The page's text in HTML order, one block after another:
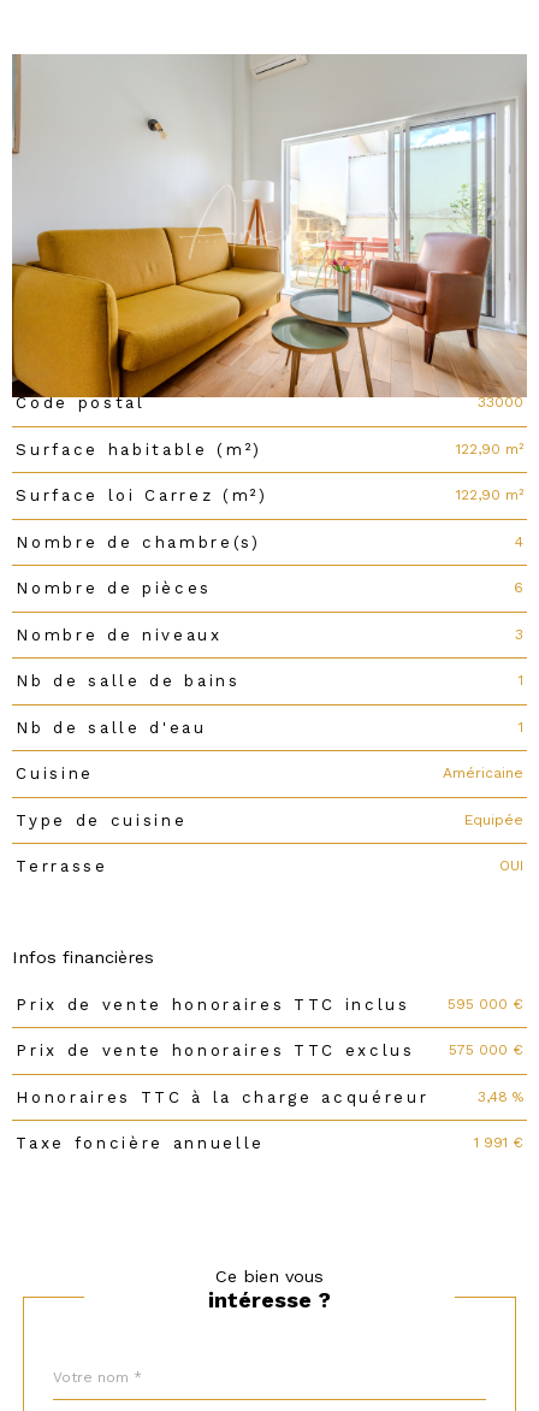
Caractéristiques du bien
Caractéristiques
Code postal 33000
Surface habitable (m²) 122,90 m²
Surface loi Carrez (m²) 122,90 m²
Nombre de chambre(s) 4
Nombre de pièces 6
Nombre de niveaux 3
Nb de salle de bains 1
Nb de salle d'eau 1
Cuisine Américaine
Type de cuisine Equipée
Terrasse OUI
Infos financières
Caractéristiques Valeurs
Prix de vente honoraires TTC inclus 595 000 €
Prix de vente honoraires TTC exclus 575 000 €
Honoraires TTC à la charge acquéreur 3,48 %
Taxe foncière annuelle 1 991 €
Ce bien vous
intéresse ?
par
*